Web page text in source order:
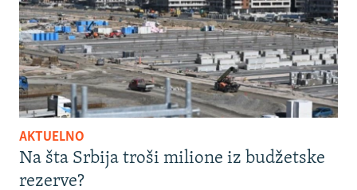
AKTUELNO
Na šta Srbija troši milione iz budžetske
rezerve?